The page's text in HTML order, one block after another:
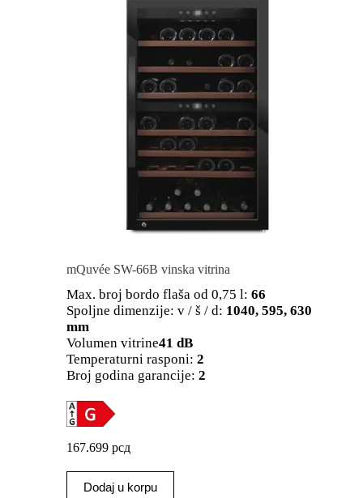
mQuvée SW-66B vinska vitrina
Max. broj bordo flaša od 0,75 l: 66
Spoljne dimenzije: v / š / d: 1040, 595, 630
mm
Volumen vitrine41 dB
Temperaturni rasponi: 2
Broj godina garancije: 2
167.699 рсд
Dodaj u korpu